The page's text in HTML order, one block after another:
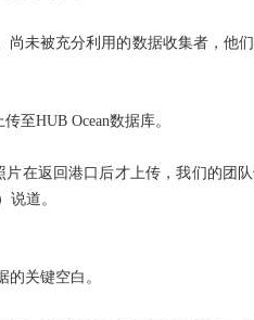
尚未被充分利用的数据收集者，
至HUB Ocean数据库。
在返回港口后才上传，我们的团
说道。
关键空白。